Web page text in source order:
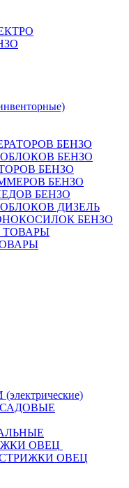
БЕНЗО
БЕНЗО
БЕНЗО
БЕНЗО
БЕНЗО
ДИЗЕЛЬ
БЕНЗО
ОВЕЦ
ОВЕЦ